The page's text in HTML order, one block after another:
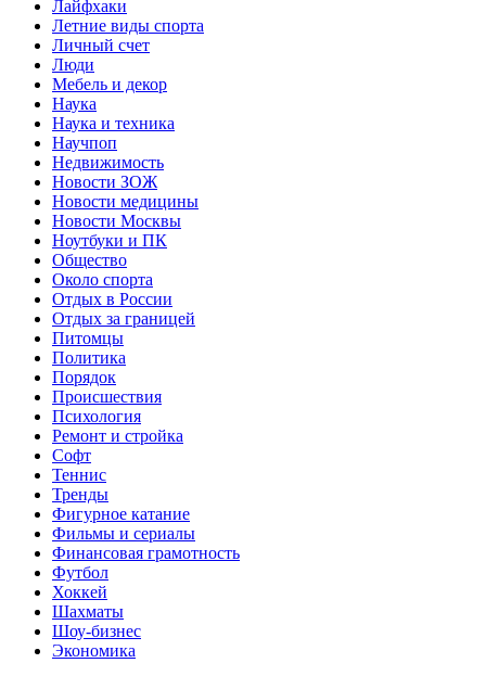
Лайфхаки
Летние виды спорта
Личный счет
Люди
Мебель и декор
Наука
Наука и техника
Научпоп
Недвижимость
Новости ЗОЖ
Новости медицины
Новости Москвы
Ноутбуки и ПК
Общество
Около спорта
Отдых в России
Отдых за границей
Питомцы
Политика
Порядок
Происшествия
Психология
Ремонт и стройка
Софт
Теннис
Тренды
Фигурное катание
Фильмы и сериалы
Финансовая грамотность
Футбол
Хоккей
Шахматы
Шоу-бизнес
Экономика